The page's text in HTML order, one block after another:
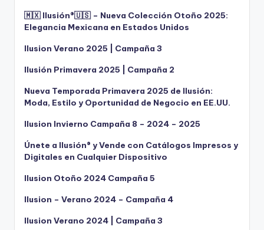
🇲🇽 Ilusión®️🇺🇸 – Nueva Colección Otoño 2025:
Elegancia Mexicana en Estados Unidos
Ilusion Verano 2025 | Campaña 3
Ilusión Primavera 2025 | Campaña 2
Nueva Temporada Primavera 2025 de Ilusión:
Moda, Estilo y Oportunidad de Negocio en EE.UU.
Ilusion Invierno Campaña 8 – 2024 – 2025
Únete a Ilusión® y Vende con Catálogos Impresos y
Digitales en Cualquier Dispositivo
Ilusion Otoño 2024 Campaña 5
Ilusion – Verano 2024 – Campaña 4
Ilusion Verano 2024 | Campaña 3